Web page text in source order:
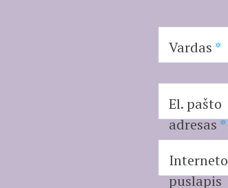
Vardas *
El. pašto
adresas*
Interneto
puslapis